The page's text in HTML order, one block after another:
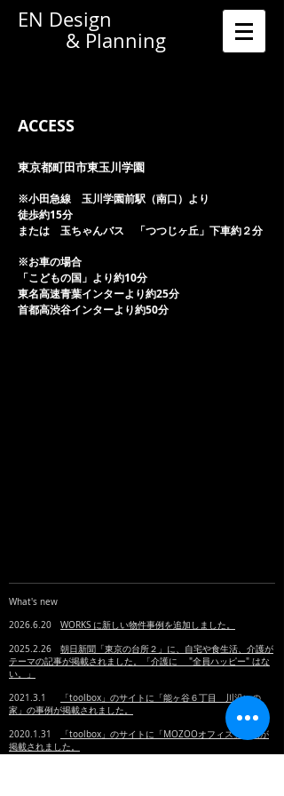
EN Design
& Planning
→BLOG
ACCESS
東京都町田市東玉川学園
※小田急線 玉川学園前駅（南口）より
徒歩約15分
または 玉ちゃんバス 「つつじヶ丘」下車約２分
※お車の場合
「こどもの国」より約10分
東名高速青葉インターより約25分
首都高渋谷インターより約50分
What's new
2026.6.20 WORKS に新しい物件事例を追加しました。
2025.2.26 朝日新聞「東京の台所２」に、自宅や食生活、介護が
テーマの記事が掲載されました。「介護に "全員ハッピー" はな
い。」
2021.3.1
「toolbox」のサイトに「能ヶ谷６丁目 川沿いの
家」の事例が掲載されました。
2020.1.31
「toolbox」のサイトに「MOZOOオフィス」事例が
掲載されました。